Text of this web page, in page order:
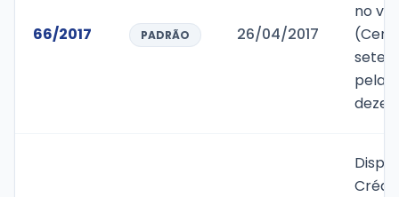
66/2017 PADRÃO 26/04/2017
no
pela